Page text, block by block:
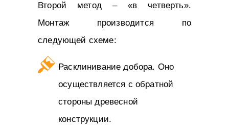
Второй метод – «в четверть».
Монтаж производится по
следующей схеме:
Расклинивание добора. Оно
осуществляется с обратной
стороны древесной
конструкции.